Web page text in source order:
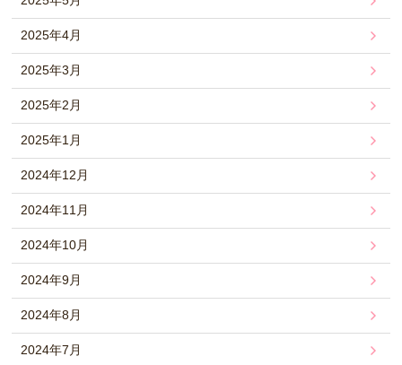
2025年4月
2025年3月
2025年2月
2025年1月
2024年12月
2024年11月
2024年10月
2024年9月
2024年8月
2024年7月